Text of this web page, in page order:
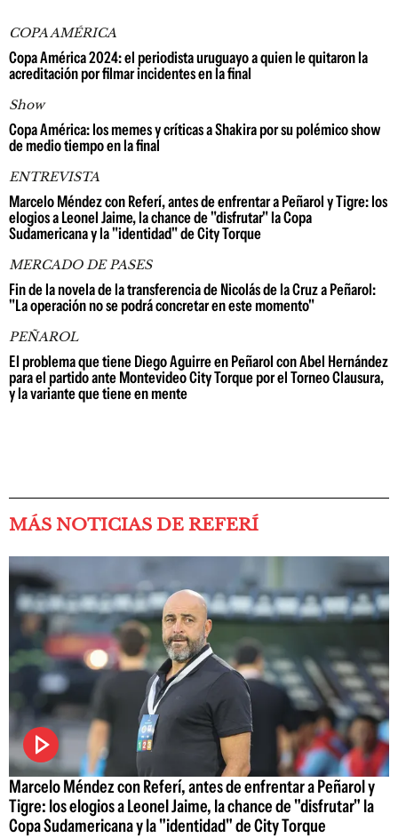
COPA AMÉRICA
Copa América 2024: el periodista uruguayo a quien le quitaron la
acreditación por filmar incidentes en la final
Show
Copa América: los memes y críticas a Shakira por su polémico show
de medio tiempo en la final
ENTREVISTA
Marcelo Méndez con Referí, antes de enfrentar a Peñarol y Tigre: los
elogios a Leonel Jaime, la chance de "disfrutar" la Copa
Sudamericana y la "identidad" de City Torque
MERCADO DE PASES
Fin de la novela de la transferencia de Nicolás de la Cruz a Peñarol:
"La operación no se podrá concretar en este momento"
PEÑAROL
El problema que tiene Diego Aguirre en Peñarol con Abel Hernández
para el partido ante Montevideo City Torque por el Torneo Clausura,
y la variante que tiene en mente
MÁS NOTICIAS DE REFERÍ
Marcelo Méndez con Referí, antes de enfrentar a Peñarol y
Tigre: los elogios a Leonel Jaime, la chance de "disfrutar" la
Copa Sudamericana y la "identidad" de City Torque